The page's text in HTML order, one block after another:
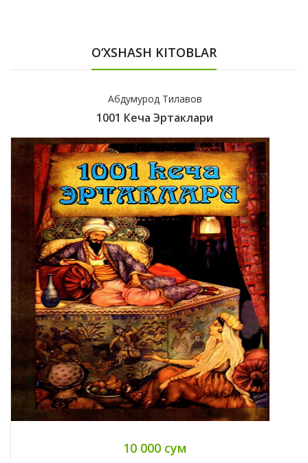
O‘XSHASH KITOBLAR
Абдумурод Тилавов
1001 Кеча Эртаклари
10 000 сум